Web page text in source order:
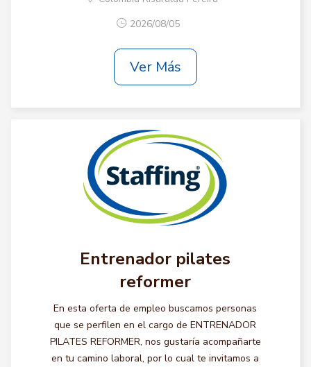
2026/08/05
Ver Más
Entrenador pilates
reformer
En esta oferta de empleo buscamos personas
que se perfilen en el cargo de ENTRENADOR
PILATES REFORMER, nos gustaría acompañarte
en tu camino laboral, por lo cual te invitamos a